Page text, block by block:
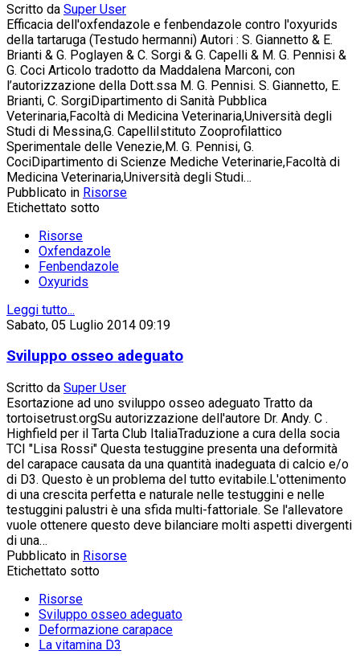
Scritto da Super User
Efficacia dell'oxfendazole e fenbendazole contro l'oxyurids
della tartaruga (Testudo hermanni) Autori : S. Giannetto & E.
Brianti & G. Poglayen & C. Sorgi & G. Capelli & M. G. Pennisi &
G. Coci Articolo tradotto da Maddalena Marconi, con
l’autorizzazione della Dott.ssa M. G. Pennisi. S. Giannetto, E.
Brianti, C. SorgiDipartimento di Sanità Pubblica
Veterinaria,Facoltà di Medicina Veterinaria,Università degli
Studi di Messina,G. CapelliIstituto Zooprofilattico
Sperimentale delle Venezie,M. G. Pennisi, G.
CociDipartimento di Scienze Mediche Veterinarie,Facoltà di
Medicina Veterinaria,Università degli Studi…
Pubblicato in Risorse
Etichettato sotto
Risorse
Oxfendazole
Fenbendazole
Oxyurids
Leggi tutto...
Sabato, 05 Luglio 2014 09:19
Sviluppo osseo adeguato
Scritto da Super User
Esortazione ad uno sviluppo osseo adeguato Tratto da
tortoisetrust.orgSu autorizzazione dell'autore Dr. Andy. C .
Highfield per il Tarta Club ItaliaTraduzione a cura della socia
TCI "Lisa Rossi" Questa testuggine presenta una deformità
del carapace causata da una quantità inadeguata di calcio e/o
di D3. Questo è un problema del tutto evitabile.L'ottenimento
di una crescita perfetta e naturale nelle testuggini e nelle
testuggini palustri è una sfida multi-fattoriale. Se l'allevatore
vuole ottenere questo deve bilanciare molti aspetti divergenti
di una…
Pubblicato in Risorse
Etichettato sotto
Risorse
Sviluppo osseo adeguato
Deformazione carapace
La vitamina D3